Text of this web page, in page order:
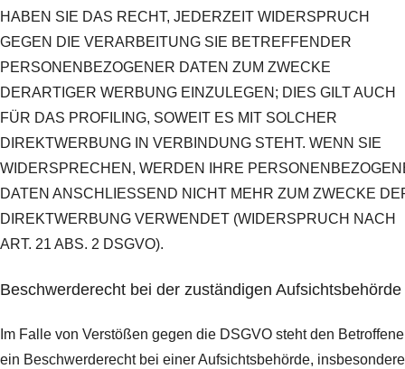
HABEN SIE DAS RECHT, JEDERZEIT WIDERSPRUCH
GEGEN DIE VERARBEITUNG SIE BETREFFENDER
PERSONENBEZOGENER DATEN ZUM ZWECKE
DERARTIGER WERBUNG EINZULEGEN; DIES GILT AUCH
FÜR DAS PROFILING, SOWEIT ES MIT SOLCHER
DIREKTWERBUNG IN VERBINDUNG STEHT. WENN SIE
WIDERSPRECHEN, WERDEN IHRE
DATEN ANSCHLIESSEND NICHT MEHR ZUM ZWECKE
DIREKTWERBUNG VERWENDET (WIDERSPRUCH NACH
ART. 21 ABS. 2 DSGVO).
Beschwerde­recht bei der zuständigen Aufsichts­behörde
Im Falle von Verstößen gegen die DSGVO steht den
ein Beschwerderecht bei einer Aufsichtsbehörde,